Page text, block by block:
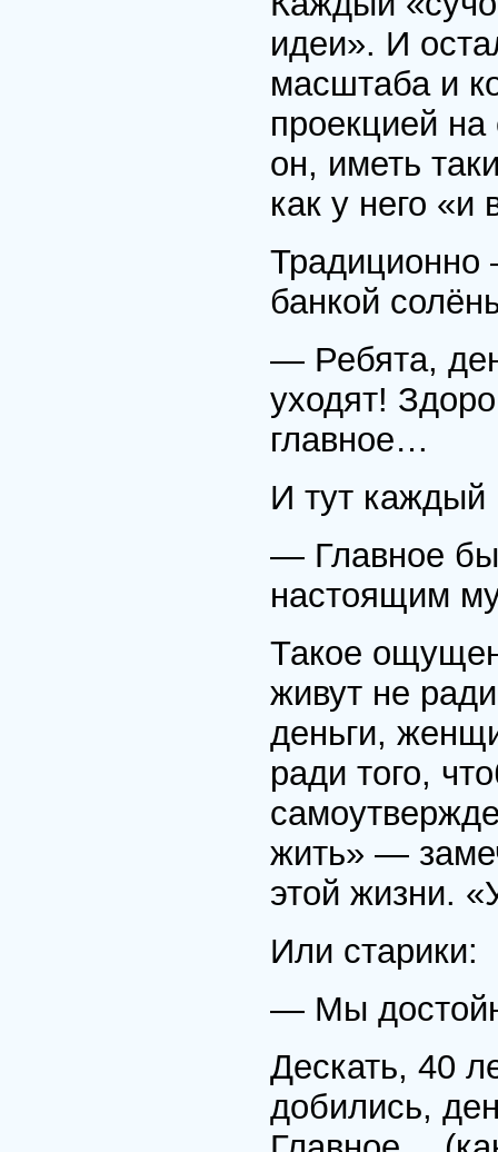
идеи». И
масштаба и
проекцией
он, иметь
как у него «и
Традиционно
банкой
— Ребята,
уходят!
главное…
И тут каждый
— Главное
настоящим
Такое
живут не
деньги,
ради того,
жить» —
этой жизни.
Или старики:
— Мы
Дескать, 40
добились,